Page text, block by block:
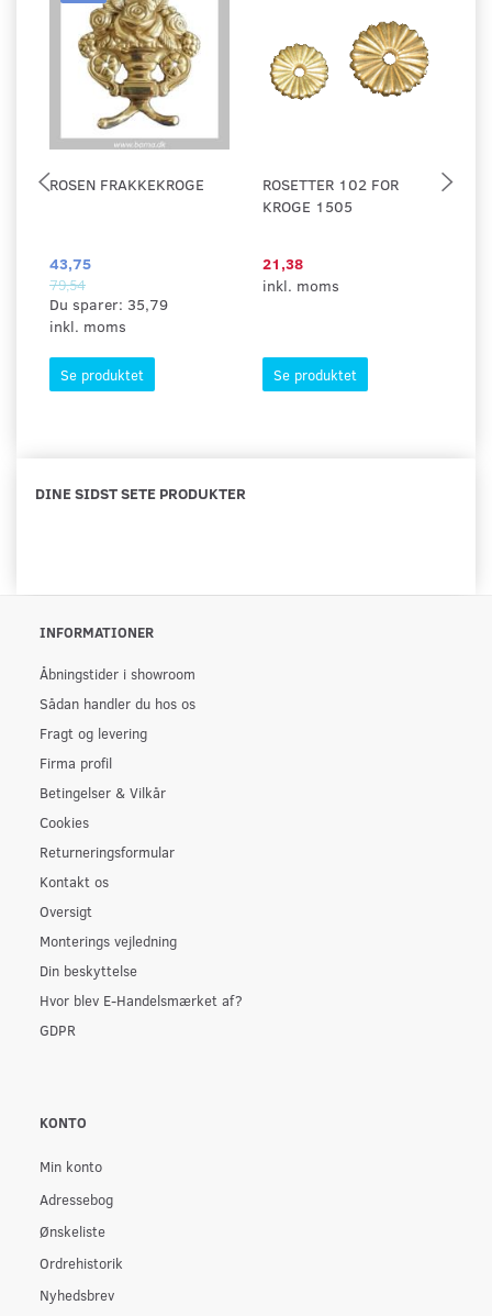
ROSEN FRAKKEKROGE
43,75
79,54
Du sparer: 35,79
inkl. moms
Se produktet
ROSETTER 102 FOR
KROGE 1505
21,38
inkl. moms
Se produktet
DINE SIDST SETE PRODUKTER
INFORMATIONER
Åbningstider i showroom
Sådan handler du hos os
Fragt og levering
Firma profil
Betingelser & Vilkår
Cookies
Returneringsformular
Kontakt os
Oversigt
Monterings vejledning
Din beskyttelse
Hvor blev E-Handelsmærket af?
GDPR
KONTO
Min konto
Adressebog
Ønskeliste
Ordrehistorik
Nyhedsbrev